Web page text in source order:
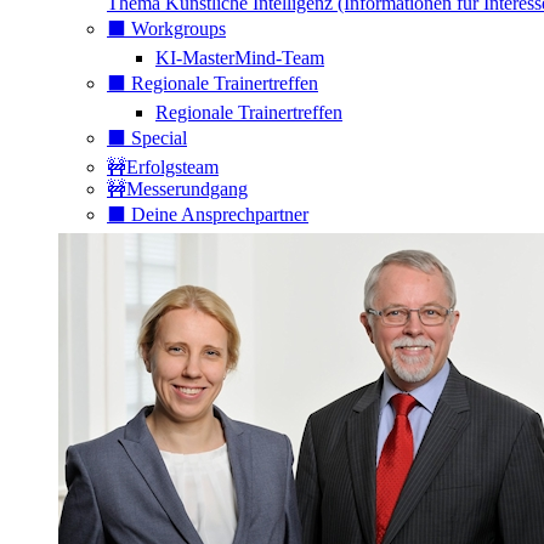
⬛️ Workgroups
KI-MasterMind-Team
⬛️ Regionale Trainertreffen
Regionale Trainertreffen
⬛️ Special
🚧Erfolgsteam
🚧Messerundgang
⬛️ Deine Ansprechpartner